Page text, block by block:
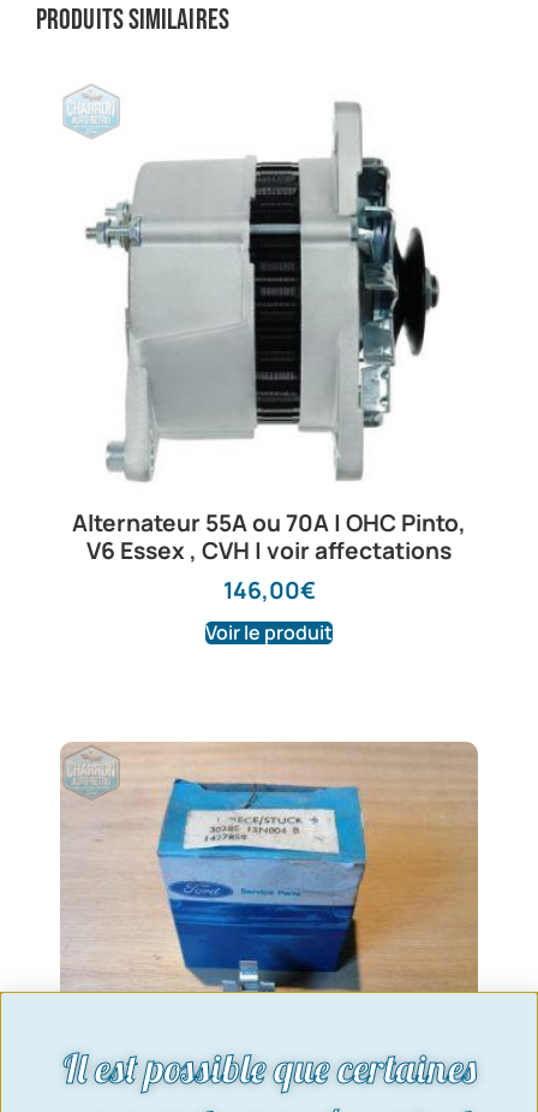
Produits similaires
Alternateur 55A ou 70A | OHC Pinto,
V6 Essex , CVH | voir affectations
146,00€
Voir le produit
Il est possible que certaines